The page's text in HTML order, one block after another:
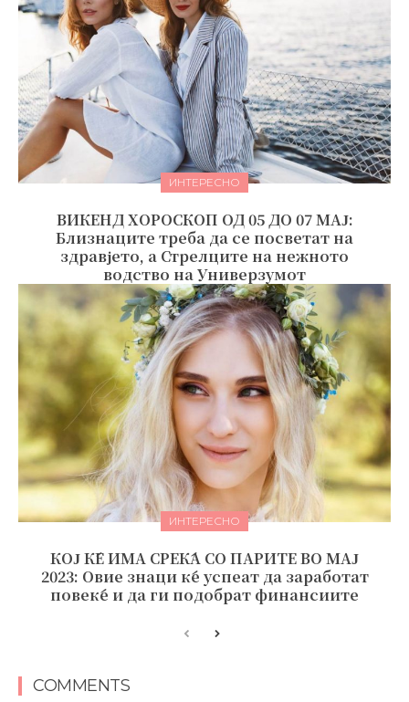
ИНТЕРЕСНО
ВИКЕНД ХОРОСКОП ОД 05 ДО 07 МАЈ:
Близнаците треба да се посветат на
здравјето, а Стрелците на нежното
водство на Универзумот
ИНТЕРЕСНО
КОЈ ЌЕ ИМА СРЕЌА СО ПАРИТЕ ВО МАЈ
2023: Овие знаци ќе успеат да заработат
повеќе и да ги подобрат финансиите
COMMENTS